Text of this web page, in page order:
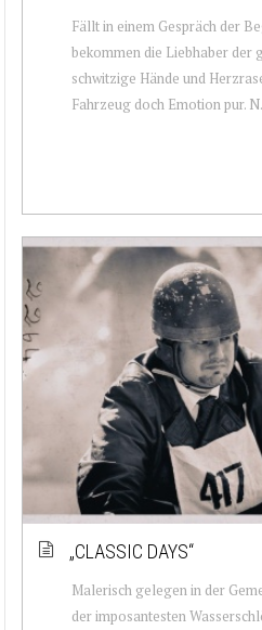
Fällt in einem Gespräch der
bekommen die Liebhaber
schwitzige Hände und
Fahrzeug doch Emotion pur.
„CLASSIC DAYS“
Malerisch gelegen in der
der imposantesten